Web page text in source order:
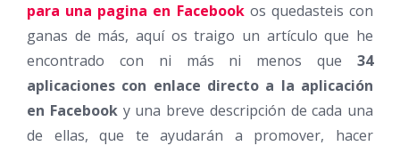
para una pagina en Facebook os quedasteis con
ganas de más, aquí os traigo un artículo que he
encontrado con ni más ni menos que 34
aplicaciones con enlace directo a la aplicación
en Facebook y una breve descripción de cada una
de ellas, que te ayudarán a promover, hacer